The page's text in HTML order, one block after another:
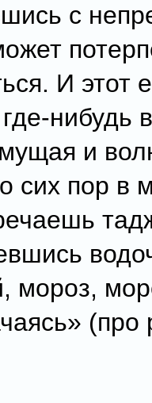
с
И этот
нибудь в
и
сих пор в
мороз,
(про